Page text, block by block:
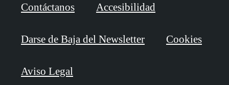
Contáctanos Accesibilidad
Darse de Baja del Newsletter Cookies
Aviso Legal